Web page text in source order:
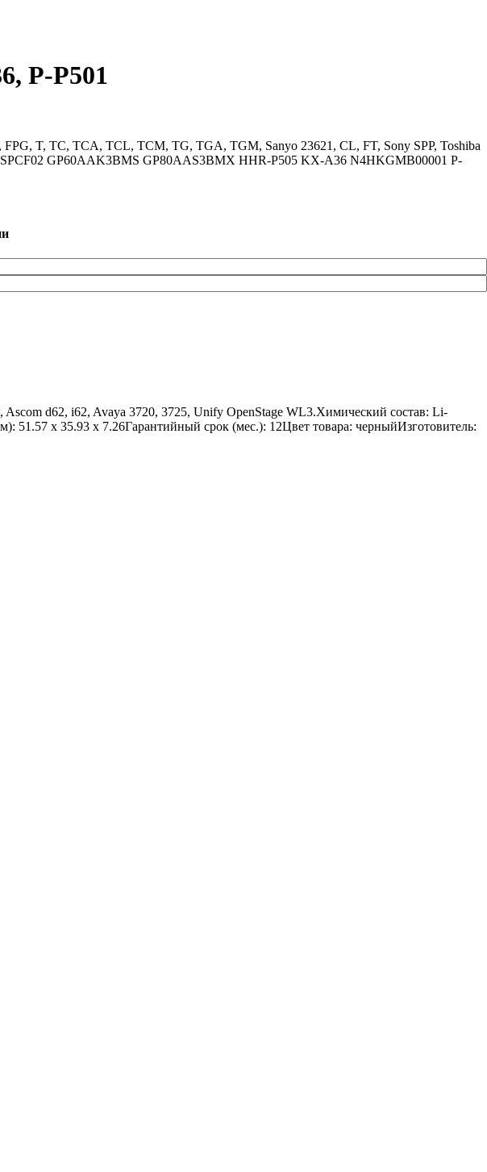
P-P501
T, TC, TCA, TCL, TCM, TG, TGA, TGM, Sanyo 23621, CL, FT, Sony SPP, Toshiba
GP60AAK3BMS GP80AAS3BMX HHR-P505 KX-A36 N4HKGMB00001 P-
d62, i62, Avaya 3720, 3725, Unify OpenStage WL3.Химический состав: Li-
x 35.93 x 7.26Гарантийный срок (мес.): 12Цвет товара: черныйИзготовитель: